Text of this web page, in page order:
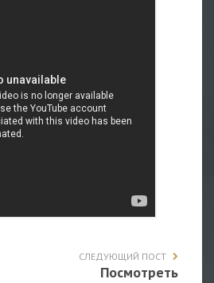
СЛЕДУЮЩИЙ ПОСТ
Посмотреть